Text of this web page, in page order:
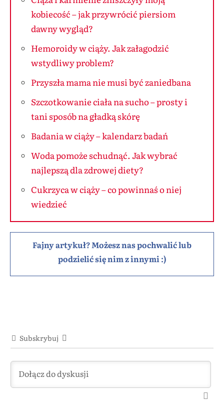
kobiecość – jak przywrócić piersiom
dawny wygląd?
Hemoroidy w ciąży. Jak załagodzić
wstydliwy problem?
Przyszła mama nie musi być zaniedbana
Szczotkowanie ciała na sucho – prosty i
tani sposób na gładką skórę
Badania w ciąży – kalendarz badań
Woda pomoże schudnąć. Jak wybrać
najlepszą dla zdrowej diety?
Cukrzyca w ciąży – co powinnaś o niej
wiedzieć
Fajny artykuł? Możesz nas pochwalić lub
podzielić się nim z innymi :)
Subskrybuj